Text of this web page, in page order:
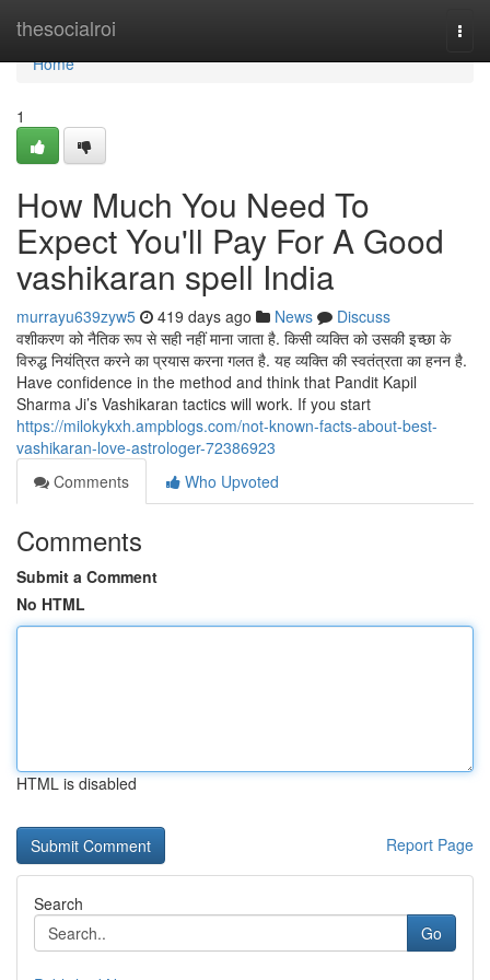
thesocialroi
Home
Home
1
How Much You Need To
Expect You'll Pay For A Good
vashikaran spell India
murrayu639zyw5 419 days ago News
Discuss
वशीकरण को नैतिक रूप से सही नहीं माना जाता है. किसी व्यक्ति को उसकी इच्छा के
विरुद्ध नियंत्रित करने का प्रयास करना गलत है. यह व्यक्ति की स्वतंत्रता का हनन है.
Have confidence in the method and think that Pandit Kapil
Sharma Ji’s Vashikaran tactics will work. If you start
https://milokykxh.ampblogs.com/not-known-facts-about-best-
vashikaran-love-astrologer-72386923
Comments
Who Upvoted
Comments
Submit a Comment
No HTML
HTML is disabled
Report Page
Search
Go